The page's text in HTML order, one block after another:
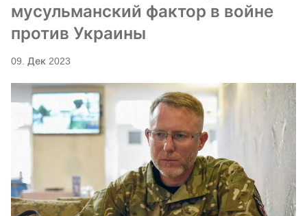
мусульманский фактор в войне
против Украины
09. Дек 2023